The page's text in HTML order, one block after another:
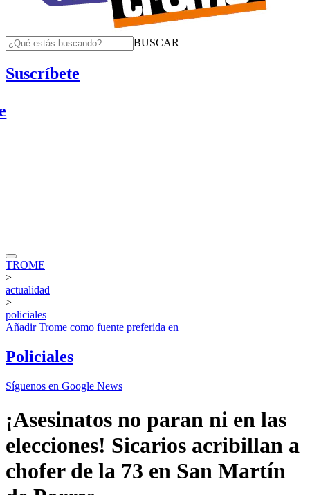
BUSCAR
Suscríbete
TROME
>
actualidad
>
policiales
AñadirTrome como fuente preferida en
Policiales
Síguenos en Google News
¡Asesinatos no paran ni en las
elecciones! Sicarios acribillan a
chofer de la 73 en San Martín